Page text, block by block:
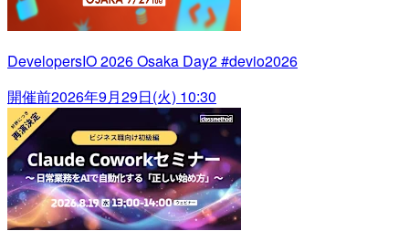
DevelopersIO 2026 Osaka Day2 #devio2026
開催前2026年9月29日(火) 10:30